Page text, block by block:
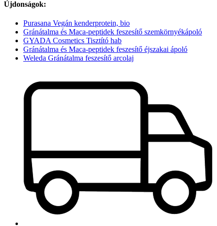
Újdonságok:
Purasana Vegán kenderprotein, bio
Gránátalma és Maca-peptidek feszesítő szemkörnyékápoló
GYADA Cosmetics Tisztító hab
Gránátalma és Maca-peptidek feszesítő éjszakai ápoló
Weleda Gránátalma feszesítő arcolaj